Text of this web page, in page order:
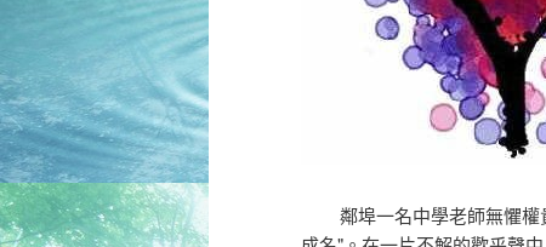
鄰埠一名中學老師無懼權